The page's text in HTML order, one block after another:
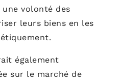
volonté des
leurs biens en les
également
sur le marché de